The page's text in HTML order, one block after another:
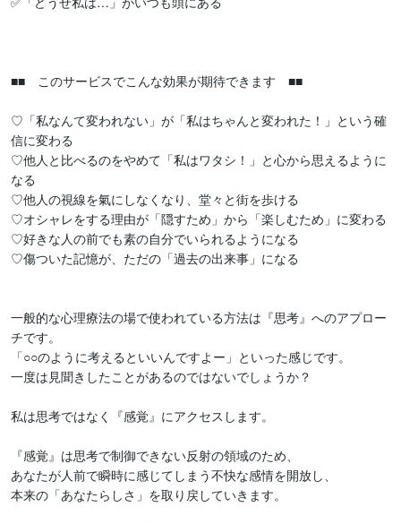
■■　このサービスでこんな効果が期待できます　■■
♡「私なんて変われない」が「私はちゃんと変われた！」という確
信に変わる
♡他人と比べるのをやめて「私はワタシ！」と心から思えるように
なる
♡他人の視線を氣にしなくなり、堂々と街を歩ける
♡オシャレをする理由が「隠すため」から「楽しむため」に変わる
♡好きな人の前でも素の自分でいられるようになる
♡傷ついた記憶が、ただの「過去の出来事」になる
一般的な心理療法の場で使われている方法は『思考』へのアプロー
チです。
「○○のように考えるといいんですよー」といった感じです。
一度は見聞きしたことがあるのではないでしょうか？
私は思考ではなく『感覚』にアクセスします。
『感覚』は思考で制御できない反射の領域のため、
あなたが人前で瞬時に感じてしまう不快な感情を開放し、
本来の「あなたらしさ」を取り戻していきます。